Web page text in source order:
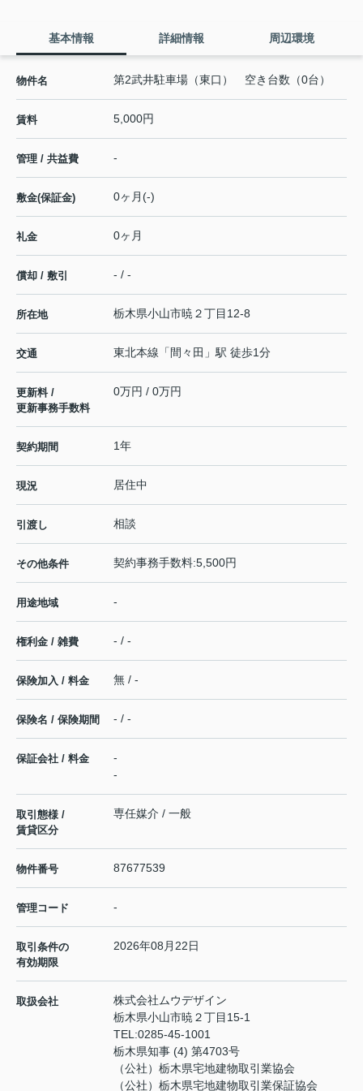
基本情報 詳細情報 周辺環境
物件名 第2武井駐車場（東口） 空き台数（0台）
賃料 5,000円
管理 / 共益費 -
敷金(保証金) 0ヶ月(-)
礼金 0ヶ月
償却 / 敷引 - / -
所在地 栃木県小山市暁 ２丁目12-8
交通 東北本線 「 間々田 」駅 徒歩1分
更新料 /
更新事務手数料
0万円 / 0万円
契約期間 1年
現況 居住中
引渡し 相談
その他条件 契約事務手数料:5,500円
用途地域 -
権利金 / 雑費 - / -
保険加入 / 料金 無 / -
保険名 / 保険期間 - / -
保証会社 / 料金
-
-
取引態様 /
賃貸区分
専任媒介 / 一般
物件番号 87677539
管理コード -
取引条件の
有効期限
2026年08月22日
取扱会社
株式会社ムウデザイン
栃木県小山市暁２丁目15-1
TEL:0285-45-1001
栃木県知事 (4) 第4703号
（公社）栃木県宅地建物取引業協会
（公社）栃木県宅地建物取引業保証協会